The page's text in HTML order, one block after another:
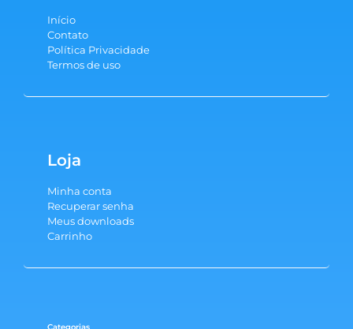
Início
Contato
Política Privacidade
Termos de uso
Loja
Minha conta
Recuperar senha
Meus downloads
Carrinho